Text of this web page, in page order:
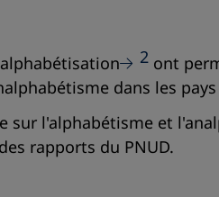
2ont
dans les pays
l'alphabétisme et
rapports du PNUD.